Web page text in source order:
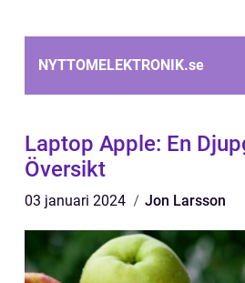
NYTTOMELEKTRONIK.se
Laptop Apple: En
Översikt
03 januari 2024 Jon Larsson